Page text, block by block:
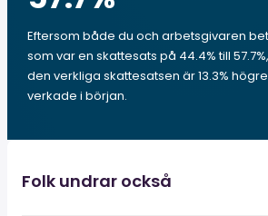
Eftersom både du och arbetsgivaren
som var en skattesats på 44.4% till
den verkliga skattesatsen är 13.3%
verkade i början.
Folk undrar också